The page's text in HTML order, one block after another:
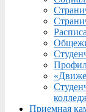
Приемная